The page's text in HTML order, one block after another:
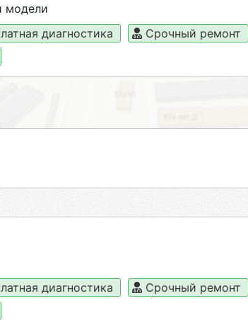
модели
диагностика
Срочный ремонт
диагностика
Срочный ремонт